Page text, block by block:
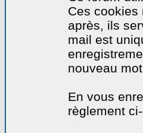
Ces cookies
après, ils
mail est
nouveau
En vous
règlement